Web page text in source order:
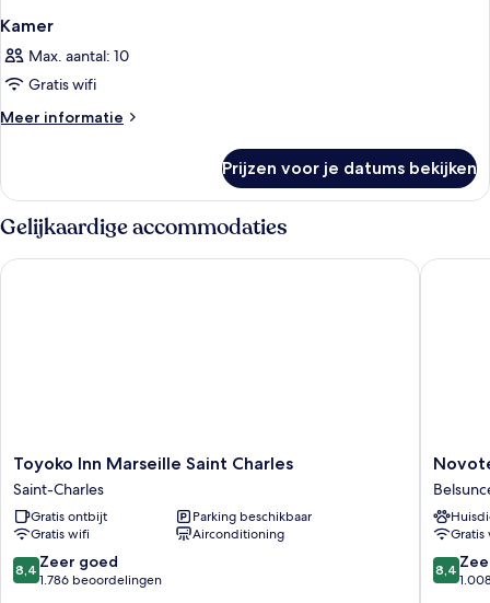
Kamer
Max. aantal: 10
Gratis wifi
Meer informatie
Meer
Prijzen voor je datums bekijken
Gelijkaardige accommodaties
Toyoko
Inn
Marseille
Saint
Charles
Saint-
Charles
Toyoko Inn Marseille Saint Charles
Saint-Charles
Gratis ontbijt
Parking beschikbaar
Gratis wifi
Airconditioning
8.4
van
8,4 Zeer goed
1.786 beoordelingen
Toyoko Inn Marseille Saint Charles
Novotel
Centre
Gare
Gratis
8.4
van
8,4
Novotel